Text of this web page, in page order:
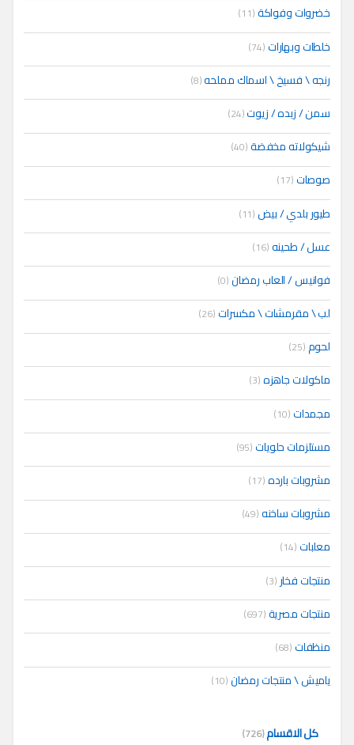
خضروات وفواكة(11)
خلطات وبهارات(74)
رنجه \ فسيخ \ اسماك مملحه(8)
سمن / زبده / زيوت(24)
شيكولاته مخفضة(40)
صوصات(17)
طيور بلدي / بيض(11)
عسل / طحينه(16)
فوانيس / العاب رمضان(0)
لب \ مقرمشات \ مكسرات(26)
لحوم(25)
ماكولات جاهزه(3)
مجمدات(10)
مستلزمات حلويات(95)
مشروبات بارده(17)
مشروبات ساخنه(49)
معلبات(14)
منتجات فخار (3)
منتجات مصرية(697)
منظفات(68)
ياميش \ منتجات رمضان(10)
كل الاقسام(726)